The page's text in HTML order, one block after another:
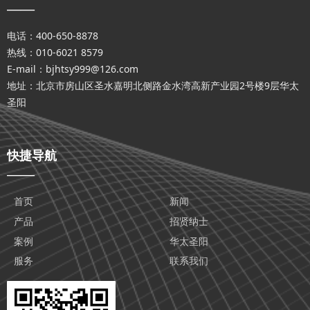
电话：400-650-8878
热线：010-6021 8579
E-mail：bjhtsy999@126.com
地址：北京市房山区圣水嘉明北侧路金水湾高新产业园2号楼9层华太
圣阳
——
快捷导航
——
首页
产品
案例
服务
新闻
招贤纳士
华太圣阳
联系我们